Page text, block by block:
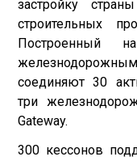
застройку
строительных
Построенный
соединяют 30
три
Gateway.
300 кессонов